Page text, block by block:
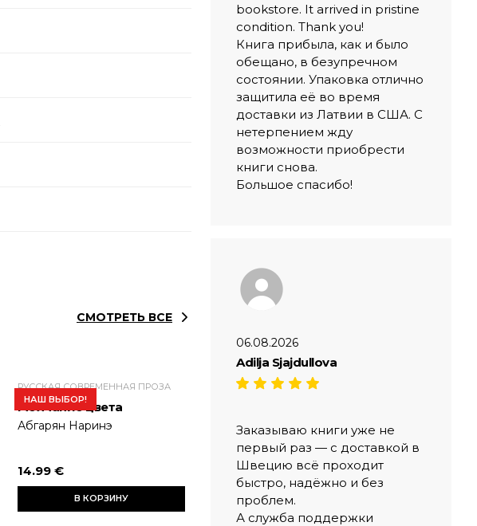
СМОТРЕТЬ ВСЕ
НАШ ВЫБОР!
РУССКАЯ СОВРЕМЕННАЯ ПРОЗА
Молчание цвета
Абгарян Наринэ
14.99 €
В КОРЗИНУ
bookstore. It arrived in pristine
condition. Thank you!
Книга прибыла, как и было
обещано, в безупречном
состоянии. Упаковка отлично
защитила её во время
доставки из Латвии в США. С
нетерпением жду
возможности приобрести
книги снова.
Большое спасибо!
06.08.2026
Adilja Sjajdullova
Заказываю книги уже не
первый раз — с доставкой в
Швецию всё проходит
быстро, надёжно и без
проблем.
А служба поддержки